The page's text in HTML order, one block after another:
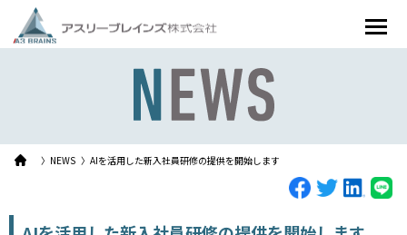
〉NEWS 〉AIを活用した新入社員研修の提供を開始します